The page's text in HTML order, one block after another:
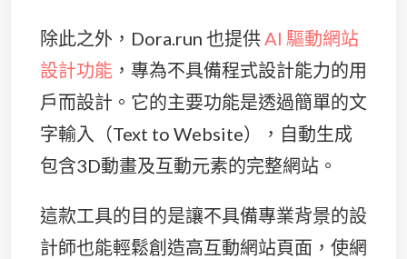
除此之外，Dora.run 也提供AI 驅動網站
設計功能 ，專為不具備程式設計能力的用
戶而設計。它的主要功能是透過簡單的文
字輸入（Text to Website），自動生成
包含3D動畫及互動元素的完整網站。
這款工具的目的是讓不具備專業背景的設
計師也能輕鬆創造高互動網站頁面，使網